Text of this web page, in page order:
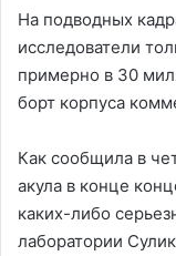
На подводных
исследователи
примерно в 30
борт корпуса
Как сообщила в
акула в конце
каких-либо
лаборатории